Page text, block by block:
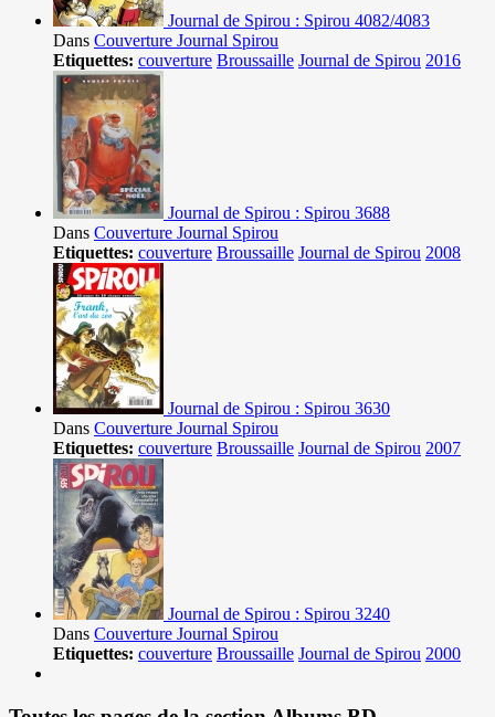
Journal de Spirou : Spirou 4082/4083
Dans Couverture Journal Spirou
Etiquettes: couverture Broussaille Journal de Spirou 2016
Journal de Spirou : Spirou 3688
Dans Couverture Journal Spirou
Etiquettes: couverture Broussaille Journal de Spirou 2008
Journal de Spirou : Spirou 3630
Dans Couverture Journal Spirou
Etiquettes: couverture Broussaille Journal de Spirou 2007
Journal de Spirou : Spirou 3240
Dans Couverture Journal Spirou
Etiquettes: couverture Broussaille Journal de Spirou 2000